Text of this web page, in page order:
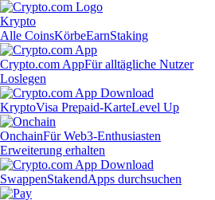
Krypto
Alle CoinsKörbeEarnStaking
Crypto.com AppFür alltägliche Nutzer
Loslegen
KryptoVisa Prepaid-KarteLevel Up
OnchainFür Web3-Enthusiasten
Erweiterung erhalten
SwappenStakendApps durchsuchen